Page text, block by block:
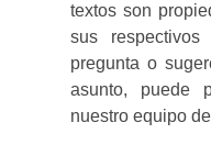
textos son
sus
pregunta o
asunto, puede
nuestro equipo